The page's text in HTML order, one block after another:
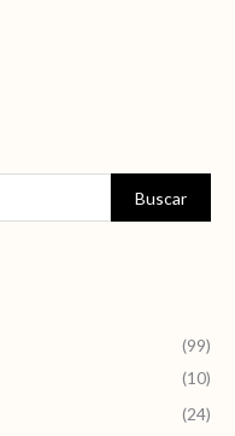
Buscar
(99)
(10)
(24)
r